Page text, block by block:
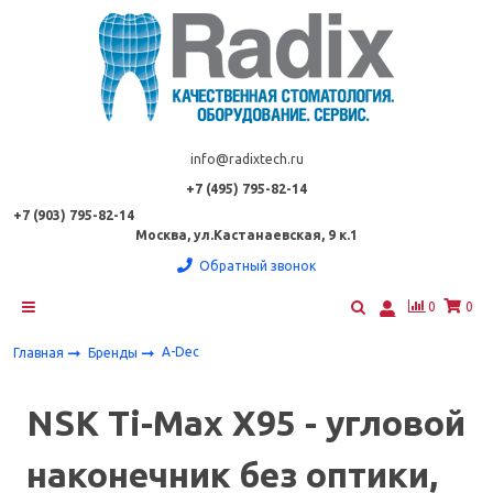
info@radixtech.ru
+7 (495) 795-82-14
+7 (903) 795-82-14
Москва, ул.Кастанаевская, 9 к.1
Обратный звонок
0 0
Главная Бренды A-Dec
NSK Ti-Max X95 - угловой
наконечник без оптики,